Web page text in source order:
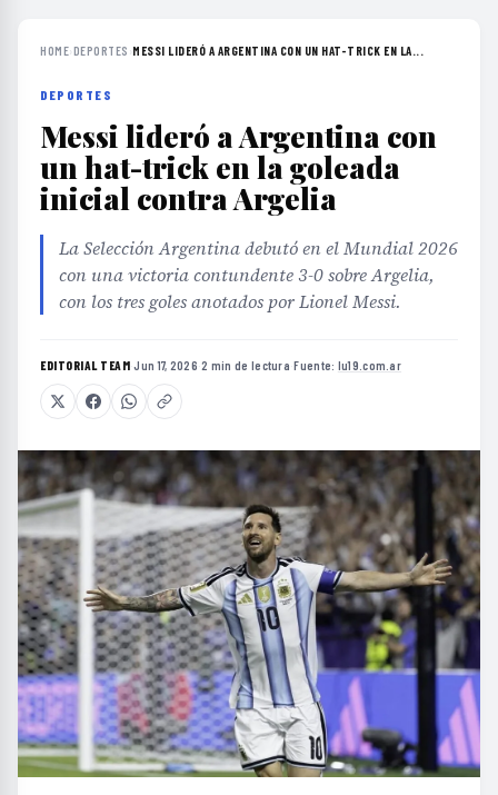
HOME›DEPORTES ›MESSI LIDERÓ A ARGENTINA CON UN HAT-TRICK EN LA...
DEPORTES
Messi lideró a Argentina con
un hat-trick en la goleada
inicial contra Argelia
La Selección Argentina debutó en el Mundial 2026
con una victoria contundente 3-0 sobre Argelia,
con los tres goles anotados por Lionel Messi.
EDITORIAL TEAM·Jun 17, 2026·2 min de lectura·Fuente: lu19.com.ar